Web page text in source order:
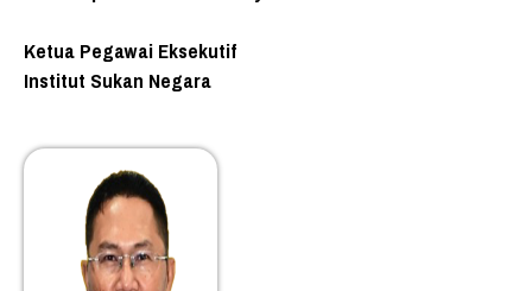
Ketua Pegawai Eksekutif
Institut Sukan Negara